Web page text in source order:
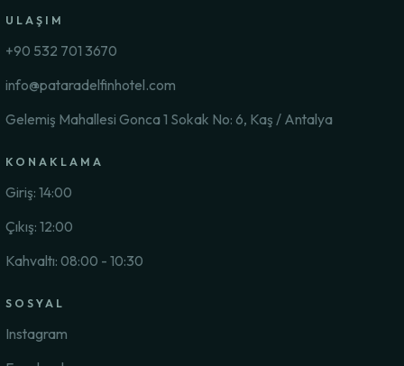
ULAŞIM
+90 532 701 3670
info@pataradelfinhotel.com
Gelemiş Mahallesi Gonca 1 Sokak No: 6, Kaş / Antalya
KONAKLAMA
Giriş: 14:00
Çıkış: 12:00
Kahvaltı: 08:00 - 10:30
SOSYAL
Instagram